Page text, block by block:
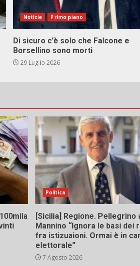
Notizie Primo piano
Di sicuro c’è solo che Falcone e
Borsellino sono morti
29 Luglio 2026
Politica
[Sicilia] Regione. Pellegrino
Mannino “Ignora le basi dei
fra istizuaioni. Ormai è in
elettorale”
7 Agosto 2026